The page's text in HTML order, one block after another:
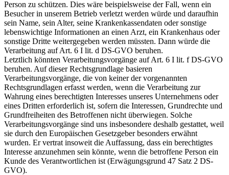
Person zu schützen. Dies wäre beispielsweise der Fall, wenn ein
Besucher in unserem Betrieb verletzt werden würde und daraufhin
sein Name, sein Alter, seine Krankenkassendaten oder sonstige
lebenswichtige Informationen an einen Arzt, ein Krankenhaus oder
sonstige Dritte weitergegeben werden müssten. Dann würde die
Verarbeitung auf Art. 6 I lit. d DS-GVO beruhen.
Letztlich könnten Verarbeitungsvorgänge auf Art. 6 I lit. f DS-GVO
beruhen. Auf dieser Rechtsgrundlage basieren
Verarbeitungsvorgänge, die von keiner der vorgenannten
Rechtsgrundlagen erfasst werden, wenn die Verarbeitung zur
Wahrung eines berechtigten Interesses unseres Unternehmens oder
eines Dritten erforderlich ist, sofern die Interessen, Grundrechte und
Grundfreiheiten des Betroffenen nicht überwiegen. Solche
Verarbeitungsvorgänge sind uns insbesondere deshalb gestattet, weil
sie durch den Europäischen Gesetzgeber besonders erwähnt
wurden. Er vertrat insoweit die Auffassung, dass ein berechtigtes
Interesse anzunehmen sein könnte, wenn die betroffene Person ein
Kunde des Verantwortlichen ist (Erwägungsgrund 47 Satz 2 DS-
GVO).